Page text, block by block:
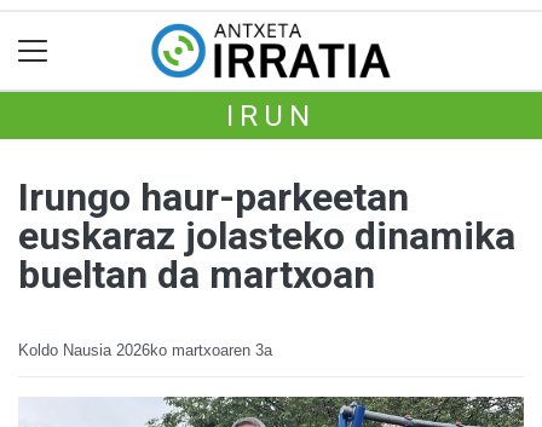
IRUN
Irungo haur-parkeetan
euskaraz jolasteko dinamika
bueltan da martxoan
Koldo Nausia 2026ko martxoaren 3a